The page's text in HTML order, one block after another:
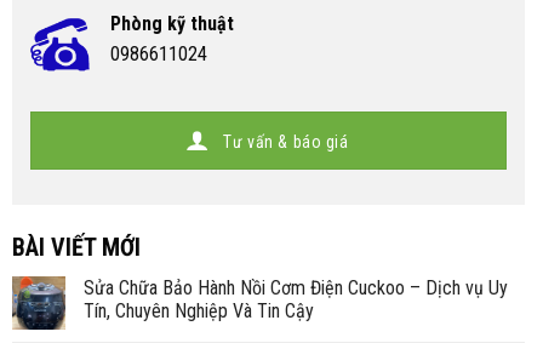
Phòng kỹ thuật
0986611024
Tư vấn & báo giá
BÀI VIẾT MỚI
Sửa Chữa Bảo Hành Nồi Cơm Điện Cuckoo – Dịch vụ Uy
Tín, Chuyên Nghiệp Và Tin Cậy